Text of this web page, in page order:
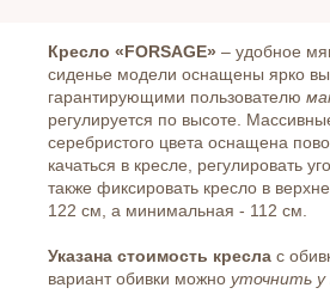
Кресло «FORSAGE» – удобное
сиденье модели оснащены ярко
гарантирующими пользователю
регулируется по высоте.
серебристого цвета оснащена
качаться в кресле, регулировать
также фиксировать кресло в
122 см, а минимальная - 112 см.
Указана стоимость кресла с
вариант обивки можно уточнить